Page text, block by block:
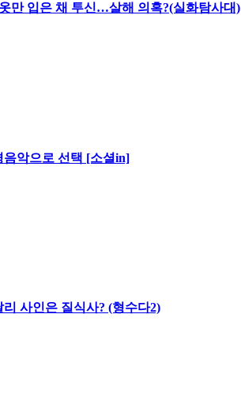
만 입은 채 투신…살해 의혹?(실화탐사대)
음악으로 선택 [소셜in]
사인은 질식사? (형수다2)